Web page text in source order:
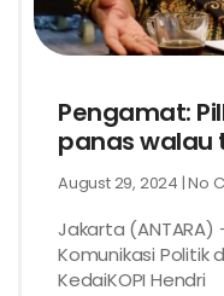
Pengamat:
panas walau
August 29, 2024 No
Jakarta
Komunikasi Politik
KedaiKOPI Hendri